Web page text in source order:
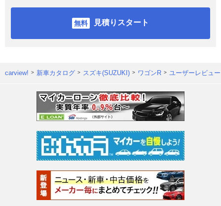
見積りスタート
carview! 新車カタログ スズキ(SUZUKI) ワゴンR ユーザーレビュ